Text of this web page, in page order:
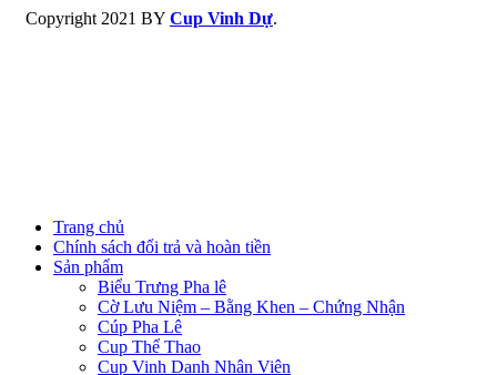
Copyright 2021 BY Cup Vinh Dự.
Trang chủ
Chính sách đổi trả và hoàn tiền
Sản phẩm
Biểu Trưng Pha lê
Cờ Lưu Niệm – Bằng Khen – Chứng Nhận
Cúp Pha Lê
Cup Thể Thao
Cup Vinh Danh Nhân Viên